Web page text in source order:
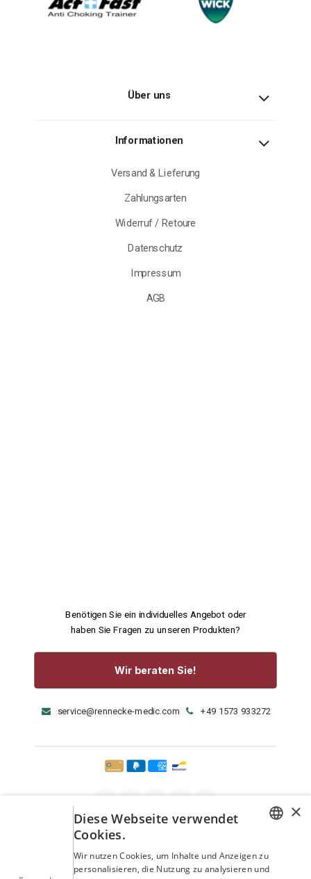
Über uns
Informationen
Versand & Lieferung
Zahlungsarten
Widerruf / Retoure
Datenschutz
Impressum
AGB
Benötigen Sie ein individuelles Angebot oder
haben Sie Fragen zu unseren Produkten?
Wir beraten Sie!
service@rennecke-medic.com +49 1573 933272
ENGLISH
×
Diese Webseite verwendet
Cookies.
Wir nutzen Cookies, um Inhalte und Anzeigen zu
personalisieren, die Nutzung zu analysieren und